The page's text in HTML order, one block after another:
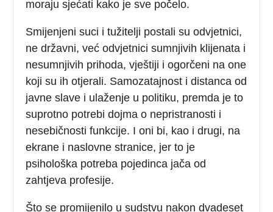
moraju sjećati kako je sve počelo.
Smijenjeni suci i tužitelji postali su odvjetnici,
ne državni, već odvjetnici sumnjivih klijenata i
nesumnjivih prihoda, vještiji i ogorčeni na one
koji su ih otjerali. Samozatajnost i distanca od
javne slave i ulaženje u politiku, premda je to
suprotno potrebi dojma o nepristranosti i
nesebičnosti funkcije. I oni bi, kao i drugi, na
ekrane i naslovne stranice, jer to je
psihološka potreba pojedinca jača od
zahtjeva profesije.
Što se promijenilo u sudstvu nakon dvadeset